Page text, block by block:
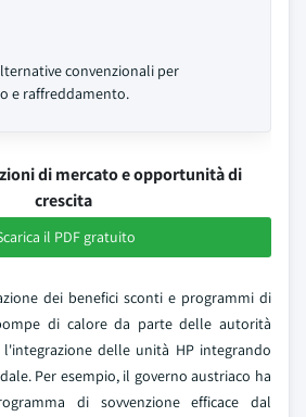
convenzionali per
e raffreddamento.
di mercato e opportunità di
crescita
il PDF gratuito
dei benefici sconti e programmi di
di calore da parte delle autorità
delle unità HP integrando
Per esempio, il governo austriaco ha
di sovvenzione efficace dal